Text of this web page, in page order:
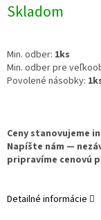
Skladom
Min. odber: 1ks
Min. odber pre
Povolené násobky:
Ceny stanovujeme
Napíšte nám —
pripravíme cenovú
Detailné informácie